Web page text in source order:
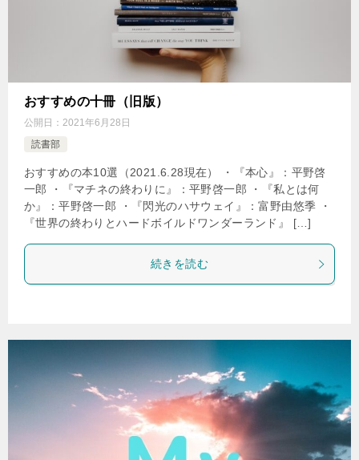
おすすめの十冊（旧版）
公開日： 2021年6月28日
読書部
おすすめの本10選（2021.6.28現在） ・『本心』：平野啓
一郎 ・『マチネの終わりに』：平野啓一郎 ・『私とは何
か』：平野啓一郎 ・『閃光のハサウェイ』：富野由悠季 ・
『世界の終わりとハードボイルドワンダーランド』 […]
続きを読む